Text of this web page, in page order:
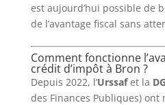
est aujourd’hui possible de
de l’avantage fiscal sans
Comment fonctionne
crédit d’impôt à Bron ?
Depuis 2022, l’Urssafet la
des Finances Publiques) ont